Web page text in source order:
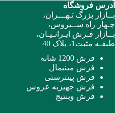
آدرس فروشگاه
بــازار بزرگ تـهـــران،
چـهار راه ســیروس،
بــازار فـرش ایـرانـیـان،
طبقـه مثبت1، پلاک 40
فرش 1200 شانه
فرش مینیمال
فرش پینترستی
فرش جهیزیه عروس
فرش وینتیج